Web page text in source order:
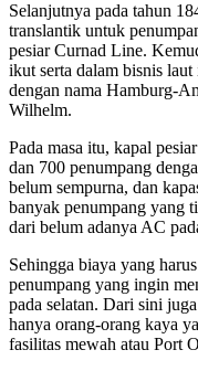
Selanjutnya pada tahun
translantik untuk
pesiar Curnad Line.
ikut serta dalam bisnis
dengan nama Hamburg-
Wilhelm.
Pada masa itu, kapal
dan 700 penumpang
belum sempurna, dan
banyak penumpang yang
dari belum adanya AC
Sehingga biaya yang
penumpang yang ingin
pada selatan. Dari sini
hanya orang-orang kaya
fasilitas mewah atau Port